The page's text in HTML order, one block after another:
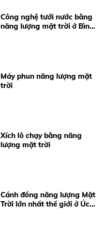
Công nghệ tưới nước bằng
năng lượng mặt trời ở Bình
Máy phun năng lượng mặt
trời
Xích lô chạy bằng năng
lượng mặt trời
Cánh đồng năng lượng Mặt
Trời lớn nhất thế giới ở Úc